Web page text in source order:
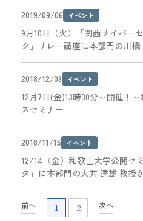
2019/09/06 イベント
9月10日（火）「関西サイバー
ク」リレー講座に本部門の川
2018/12/03 イベント
12月7日(金)13時30分～開催！
スセミナー
2018/11/15 イベント
12/14（金）和歌山大学公開セ
タ」に本部門の大井 達雄 教授
前へ 1 2 次へ